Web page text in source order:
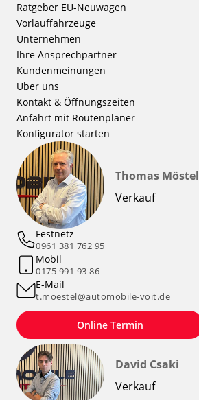
Ratgeber EU-Neuwagen
Vorlauffahrzeuge
Unternehmen
Ihre Ansprechpartner
Kundenmeinungen
Über uns
Kontakt & Öffnungszeiten
Anfahrt mit Routenplaner
Konfigurator starten
Thomas Möstel
Verkauf
Festnetz
0961 381 762 95
Mobil
0175 991 93 86
E-Mail
t.moestel@automobile-voit.de
Online Termin
David Csaki
Verkauf